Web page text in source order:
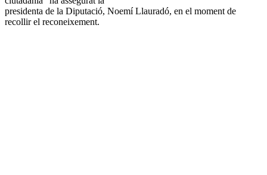
presidenta de la Diputació, Noemí Llauradó, en el moment de
recollir el reconeixement.